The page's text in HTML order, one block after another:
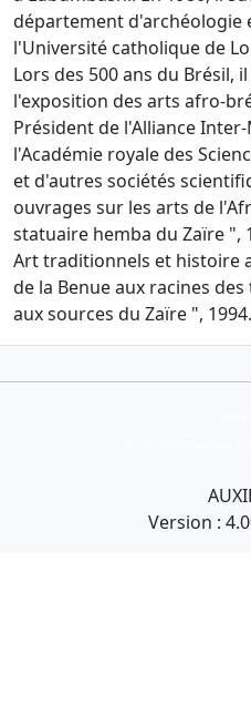
département d'archéologie
l'Université catholique de
Lors des 500 ans du Brésil,
l'exposition des arts afro-
Président de l'Alliance
l'Académie royale des
et d'autres sociétés
ouvrages sur les arts de
statuaire hemba du Zaïre ",
Art traditionnels et histoire
de la Benue aux racines
aux sources du Zaïre ", 1994.
Version :